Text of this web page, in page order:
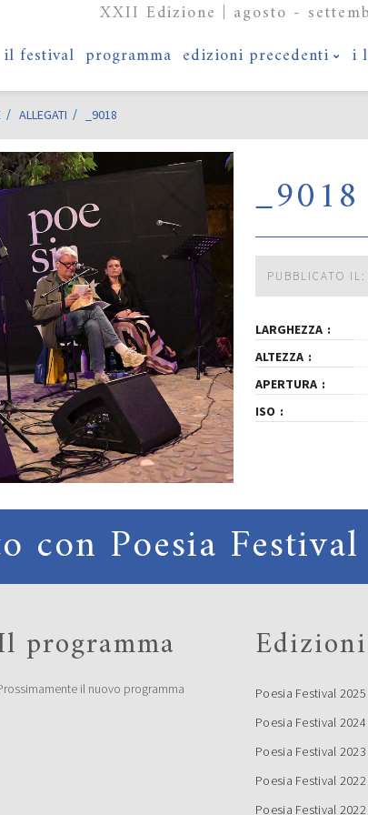
XXII Edizione | agosto -
il festival programma edizioni precedenti i
ALLEGATI _9018
_9018
PUBBLICATO
LARGHEZZA
ALTEZZA
APERTURA
ISO
con Poesia Festival
programma
il nuovo programma
Poesia Festival 2025
Poesia Festival
Poesia Festival 2023
Poesia Festival
Poesia Festival